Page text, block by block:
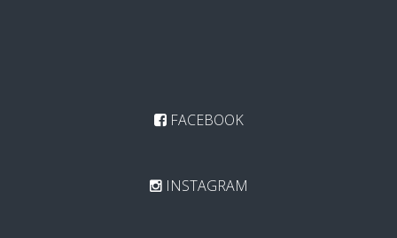
FACEBOOK
INSTAGRAM